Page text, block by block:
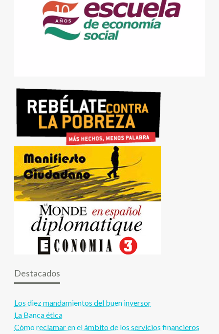
Destacados
Los diez mandamientos del buen inversor
La Banca ética
Cómo reclamar en el ámbito de los servicios financieros